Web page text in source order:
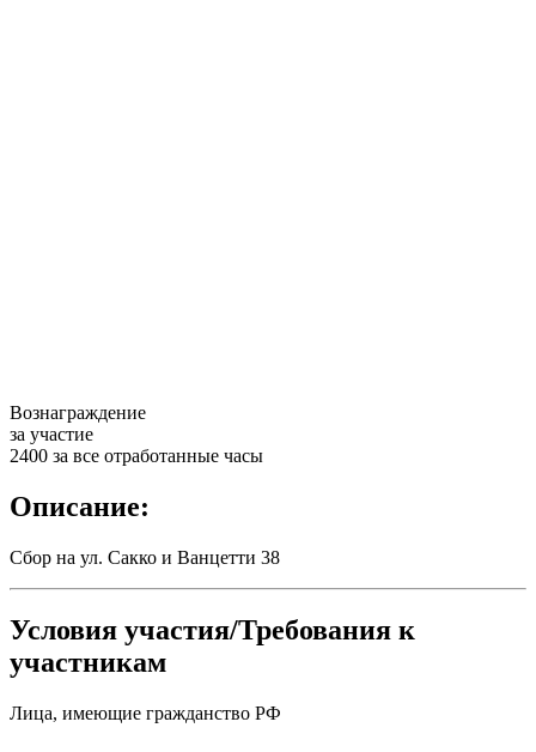
Вознаграждение
за участие
2400 за все отработанные часы
Описание:
Сбор на ул. Сакко и Ванцетти 38
Условия участия/Требования к
участникам
Лица, имеющие гражданство РФ